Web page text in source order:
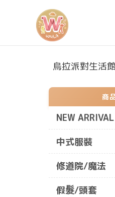
烏拉派對生活館
烏拉派對生活
商
NEW ARRIVAL
中式服裝
修道院/魔法
假髮/頭套